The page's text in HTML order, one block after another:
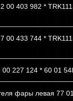
00 403 982 *
00 433 744 *
227 124 * 60 01
фары левая 77